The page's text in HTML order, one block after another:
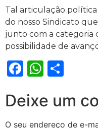
Tal articulação
do nosso Sindicato
junto com a categoria
possibilidade de
Facebook
Deixe um
O seu endereço de e-